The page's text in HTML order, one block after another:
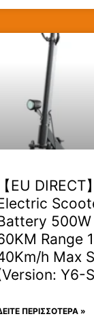
【EU
Range
h Max
Y6-
ΠΕΡΙΣΣΟΤΕΡΑ »